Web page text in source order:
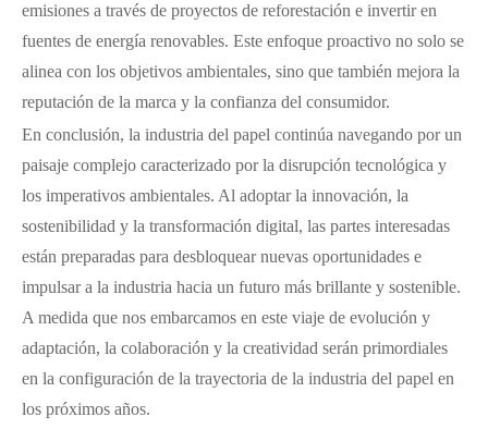
emisiones a través de proyectos de reforestación e invertir en
fuentes de energía renovables. Este enfoque proactivo no solo se
alinea con los objetivos ambientales, sino que también mejora la
reputación de la marca y la confianza del consumidor.
En conclusión, la industria del papel continúa navegando por un
paisaje complejo caracterizado por la disrupción tecnológica y
los imperativos ambientales. Al adoptar la innovación, la
sostenibilidad y la transformación digital, las partes interesadas
están preparadas para desbloquear nuevas oportunidades e
impulsar a la industria hacia un futuro más brillante y sostenible.
A medida que nos embarcamos en este viaje de evolución y
adaptación, la colaboración y la creatividad serán primordiales
en la configuración de la trayectoria de la industria del papel en
los próximos años.